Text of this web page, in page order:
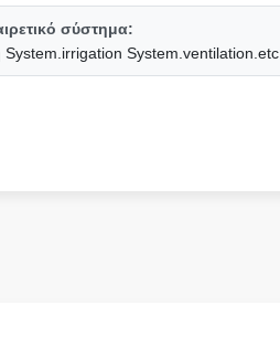
σύστημα:
System.irrigation System.ventilation.etc